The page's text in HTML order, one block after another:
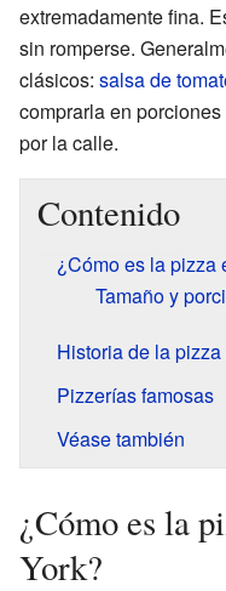
extremadamente fina.
sin romperse.
clásicos: salsa de
comprarla en
por la calle.
Contenido
¿Cómo es la pizza
Tamaño y
Historia de la
Pizzerías famosas
Véase también
¿Cómo es la
York?